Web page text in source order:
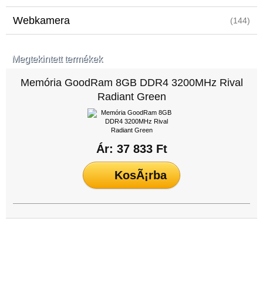
Webkamera (144)
Megtekintett termékek
Memória GoodRam 8GB DDR4 3200MHz Rival
Radiant Green
Ár: 37 833 Ft